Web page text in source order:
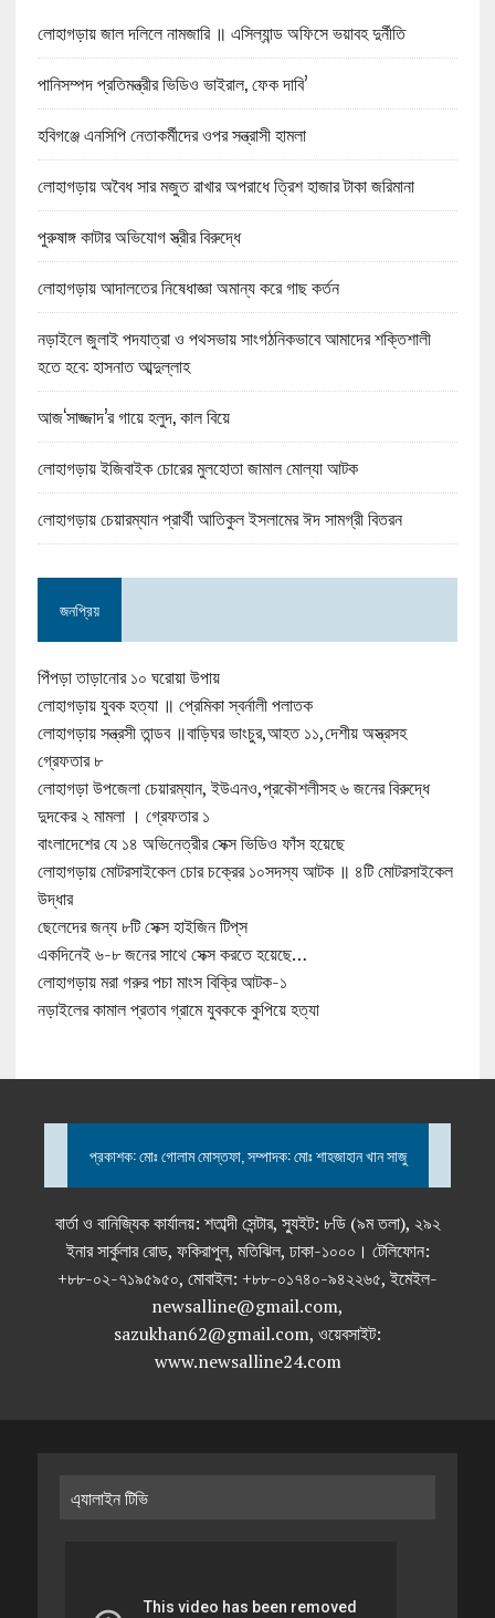
লোহাগড়ায় জাল দলিলে নামজারি ॥ এসিল্যান্ড অফিসে ভয়াবহ দুর্নীতি
পানিসম্পদ প্রতিমন্ত্রীর ভিডিও ভাইরাল, ফেক দাবি’
হবিগঞ্জে এনসিপি নেতাকর্মীদের ওপর সন্ত্রাসী হামলা
লোহাগড়ায় অবৈধ সার মজুত রাখার অপরাধে ত্রিশ হাজার টাকা জরিমানা
পুরুষাঙ্গ কাটার অভিযোগ স্ত্রীর বিরুদ্ধে
লোহাগড়ায় আদালতের নিষেধাজ্ঞা অমান্য করে গাছ কর্তন
নড়াইলে জুলাই পদযাত্রা ও পথসভায় সাংগঠনিকভাবে আমাদের শক্তিশালী
হতে হবে: হাসনাত আব্দুল্লাহ
আজ‘সাজ্জাদ’র গায়ে হলুদ, কাল বিয়ে
লোহাগড়ায় ইজিবাইক চোরের মুলহোতা জামাল মোল্যা আটক
লোহাগড়ায় চেয়ারম্যান প্রার্থী আতিকুল ইসলামের ঈদ সামগ্রী বিতরন
জনপ্রিয়
পিঁপড়া তাড়ানোর ১০ ঘরোয়া উপায়
লোহাগড়ায় যুবক হত্যা ॥ প্রেমিকা স্বর্নালী পলাতক
লোহাগড়ায় সন্ত্রসী তান্ডব ॥বাড়িঘর ভাংচুর,আহত ১১,দেশীয় অস্ত্রসহ
গ্রেফতার ৮
লোহাগড়া উপজেলা চেয়ারম্যান, ইউএনও,প্রকৌশলীসহ ৬ জনের বিরুদ্ধে
দুদকের ২ মামলা । গ্রেফতার ১
বাংলাদেশের যে ১৪ অভিনেত্রীর সেক্স ভিডিও ফাঁস হয়েছে
লোহাগড়ায় মোটরসাইকেল চোর চক্রের ১০সদস্য আটক ॥ ৪টি মোটরসাইকেল
উদ্ধার
ছেলেদের জন্য ৮টি সেক্স হাইজিন টিপ্‌স
একদিনেই ৬-৮ জনের সাথে সেক্স করতে হয়েছে…
লোহাগড়ায় মরা গরুর পচা মাংস বিক্রি আটক-১
নড়াইলের কামাল প্রতাব গ্রামে যুবককে কুপিয়ে হত্যা
প্রকাশক: মোঃ গোলাম মোস্তফা, সম্পাদক: মোঃ শাহজাহান খান সাজু
বার্তা ও বানিজ্যিক কার্যালয়: শতাব্দী সেন্টার, স্যুইট: ৮ডি (৯ম তলা), ২৯২
ইনার সার্কুলার রোড, ফকিরাপুল, মতিঝিল, ঢাকা-১০০০। টেলিফোন:
+৮৮-০২-৭১৯৫৯৫০, মোবাইল: +৮৮-০১৭৪০-৯৪২২৬৫, ইমেইল-
newsalline@gmail.com,
sazukhan62@gmail.com, ওয়েবসাইট:
www.newsalline24.com
এ্যালাইন টিভি